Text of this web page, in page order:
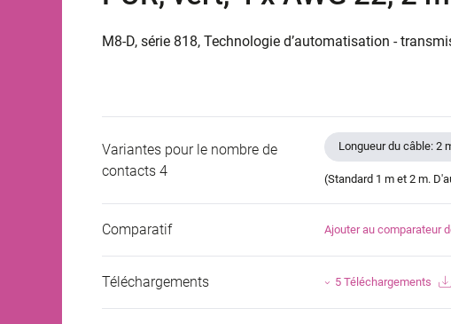
M8-D, série 818, Technologie d’automatisation -
Variantes pour le nombre de
contacts 4
Longueur du câble: 2
(Standard 1 m et 2 m.
Comparatif Ajouter au comparateur
Téléchargements 5 Téléchargements